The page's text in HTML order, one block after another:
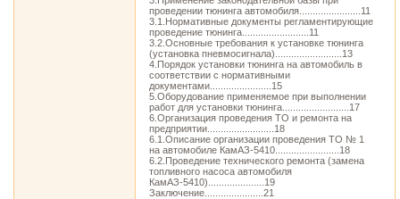
проведении тюнинга автомобиля.......................11
3.1.Нормативные документы регламентирующие
проведение тюнинга.........................11
3.2.Основные требования к установке тюнинга
(установка пневмосигнала).........................13
4.Порядок установки тюнинга на автомобиль в
соответствии с нормативными
документами.......................15
5.Оборудование применяемое при выполнении
работ для установки тюнинга.........................17
6.Организация проведения ТО и ремонта на
предприятии.........................18
6.1.Описание организации проведения ТО № 1
на автомобиле КамАЗ-5410........................18
6.2.Проведение технического ремонта (замена
топливного насоса автомобиля
КамАЗ-5410).....................19
Заключение......................21